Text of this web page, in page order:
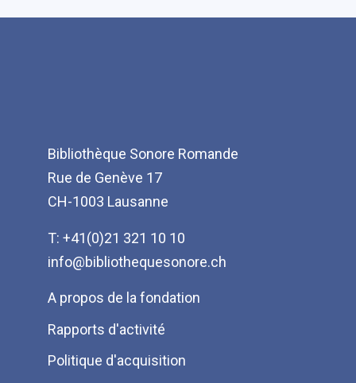
Bibliothèque Sonore Romande
Rue de Genève 17
CH-1003 Lausanne
T: +41(0)21 321 10 10
info@bibliothequesonore.ch
Menu
Pied
de
page
A propos de la fondation
Rapports d'activité
Politique d'acquisition